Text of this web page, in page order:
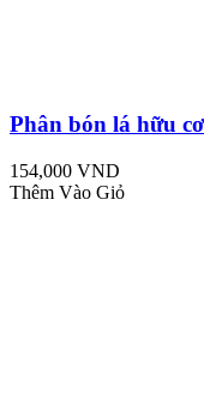
Phân bón lá hữu
154,000 VND
Thêm Vào Giỏ